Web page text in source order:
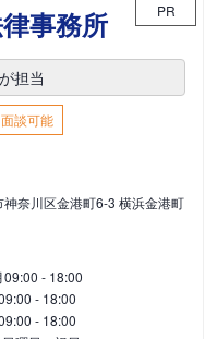
事務所 PR
担当
談可能
奈川区金港町6-3 横浜金港町
09:00 - 18:00
- 18:00
- 18:00